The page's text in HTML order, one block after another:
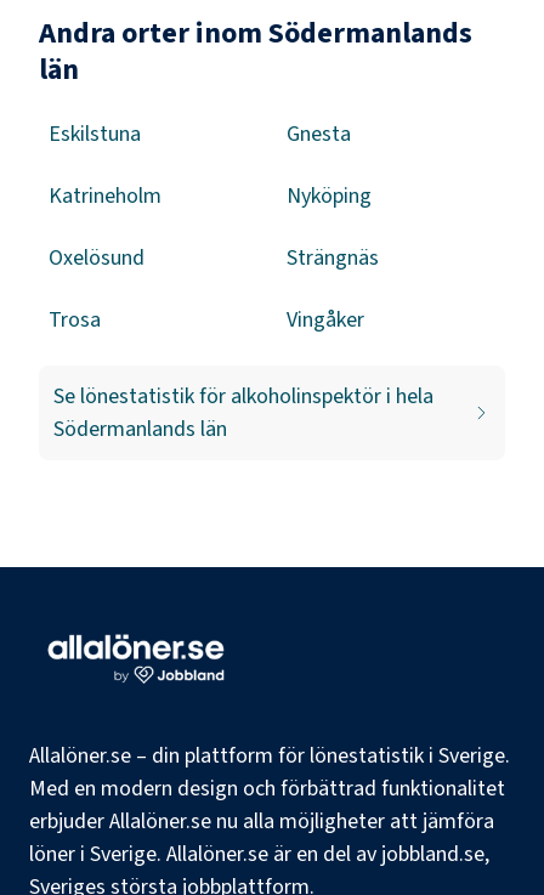
Andra orter inom Södermanlands
län
Eskilstuna Gnesta
Katrineholm Nyköping
Oxelösund Strängnäs
Trosa Vingåker
Se lönestatistik för alkoholinspektör i hela
Södermanlands län
Allalöner.se – din plattform för lönestatistik i Sverige.
Med en modern design och förbättrad funktionalitet
erbjuder Allalöner.se nu alla möjligheter att jämföra
löner i Sverige. Allalöner.se är en del av jobbland.se,
Sveriges största jobbplattform.